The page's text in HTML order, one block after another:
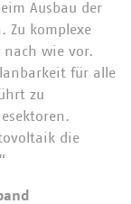
Ausbau der
Zu komplexe
nach wie vor.
für alle
zu
die